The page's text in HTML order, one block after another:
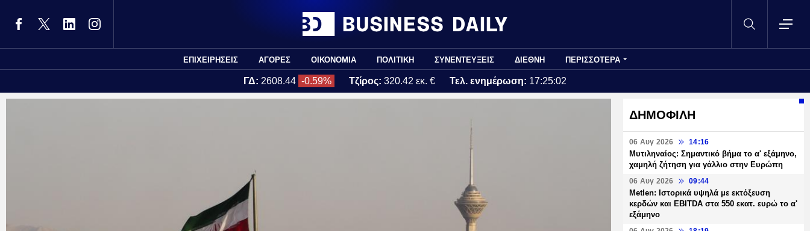
ΕΠΙΧΕΙΡΗΣΕΙΣ ΑΓΟΡΕΣ ΟΙΚΟΝΟΜΙΑ ΠΟΛΙΤΙΚΗ ΣΥΝΕΝΤΕΥΞΕΙΣ ΔΙΕΘΝΗ ΠΕΡΙΣΣΟΤΕΡΑ
ΓΔ: 2608.44 -0.59% Τζίρος: 320.42 εκ. € Τελ. ενημέρωση: 17:25:02
ΔΗΜΟΦΙΛΗ
06 Αυγ 2026 14:16
Μυτιληναίος: Σημαντικό βήμα το α' εξάμηνο,
χαμηλή ζήτηση για γάλλιο στην Ευρώπη
06 Αυγ 2026 09:44
Metlen: Ιστορικά υψηλά με εκτόξευση
κερδών και EBITDA στα 550 εκατ. ευρώ το α'
εξάμηνο